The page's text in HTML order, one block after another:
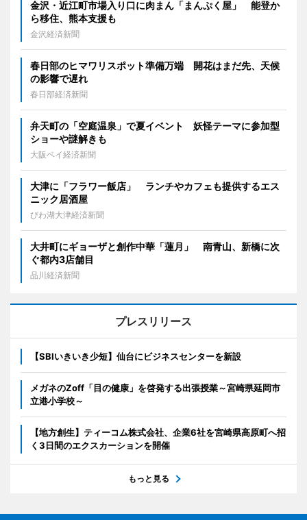
金沢・近江町市場入り口に肉まん「まんぷく屋」 能登か
ら移住、熊本支援も
金沢経済新聞
春日部のヒマワリスポット準備万端 開花はまだ先、天候
の影響で遅れ
春日部経済新聞
弁天町の「空庭温泉」で夏イベント 妖怪テーマに参加型
ショーや謎解きも
大阪ベイ経済新聞
大津に「フラワー飯店」 ランチやカフェも提供するエス
ニック居酒屋
びわ湖大津経済新聞
大井町にギョーザと創作中華「蓮月」 南青山、新橋に次
ぐ都内3店舗目
品川経済新聞
プレスリリース
【SBIいきいき少短】仙台にビジネスセンターを新設
メガネのZoff「目の健康」を啓発する出張授業～宮崎県延岡市
立港小学校～
【地方創生】ティーコム株式会社、企業6社を宮崎県高原町へ招
く3日間のエクスカーションを開催
もっと見る